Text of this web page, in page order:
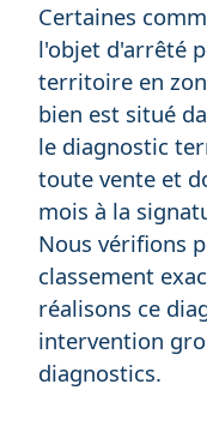
Certaines
l'objet d'arrêté
territoire en
bien est situé
le diagnostic
toute vente et
mois à la
Nous vérifions
classement
réalisons ce
intervention
diagnostics.